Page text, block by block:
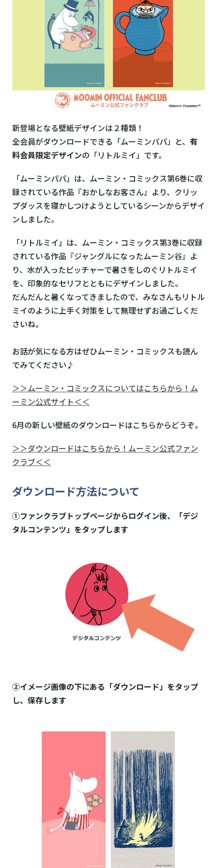
新登場となる壁紙デザインは２種類！
全会員がダウンロードできる「ムーミンパパ」と、 有
料会員限定デザインの「リトルミイ」です。
「ムーミンパパ」は、ムーミン・コミックス第6巻に収
録されている作品『おかしなお客さん』より、クリッ
プダッスを寝かしつけようとしているシーンからデザイ
ンしました。
「リトルミイ」は、ムーミン・コミックス第3巻に収録
されている作品『ジャングルになったムーミン谷』よ
り、水が入ったピッチャーで暑さをしのぐリトルミイ
を、印象的なセリフとともにデザインしました。
だんだんと暑くなってきましたので、みなさんもリトル
ミイのように上手く対策をして無理せずお過ごしくだ
さいね。
お話が気になる方はぜひムーミン・コミックスも読ん
でみてください♪
＞＞ムーミン・コミックスについてはこちらから！ム
ーミン公式サイト＜＜
6月の新しい壁紙のダウンロードはこちらからどうぞ。
＞＞ダウンロードはこちらから！ムーミン公式ファン
クラブ＜＜
ダウンロード方法について
①ファンクラブトップページからログイン後、「デジ
タルコンテンツ」をタップします
②イメージ画像の下にある「ダウンロード」をタップ
し、保存します